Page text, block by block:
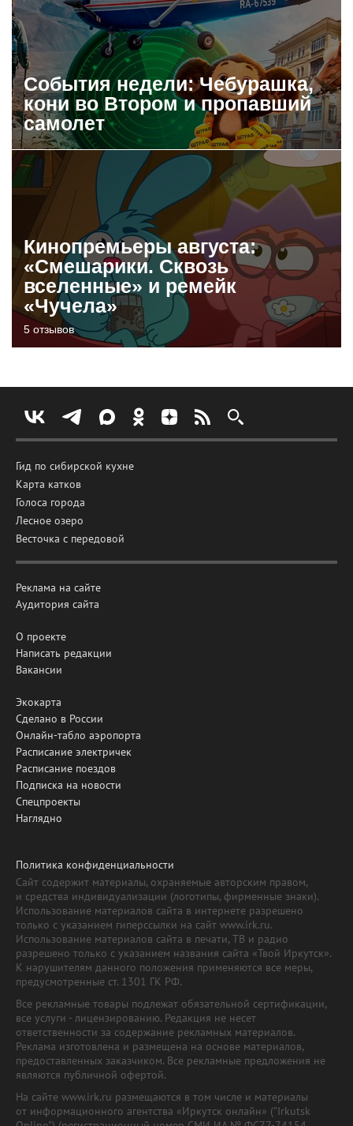
События недели: Чебурашка,
кони во Втором и пропавший
самолет
Кинопремьеры августа:
«Смешарики. Сквозь
вселенные» и ремейк
«Чучела»
5 отзывов
Гид по сибирской кухне
Карта катков
Голоса города
Лесное озеро
Весточка с передовой
Реклама на сайте
Аудитория сайта
О проекте
Написать редакции
Вакансии
Экокарта
Сделано в России
Онлайн-табло аэропорта
Расписание электричек
Расписание поездов
Подписка на новости
Спецпроекты
Наглядно
Политика конфиденциальности
Сайт содержит материалы, охраняемые авторским правом,
и средства индивидуализации (логотипы, фирменные знаки).
Использование материалов сайта в интернете разрешено
только с указанием гиперссылки на сайт www.irk.ru.
Использование материалов сайта в печати, ТВ и радио
разрешено только с указанием названия сайта «Твой Иркутск».
К нарушителям данного положения применяются все меры,
предусмотренные ст. 1301 ГК РФ.
Все рекламные товары подлежат обязательной сертификации,
все услуги - лицензированию. Редакция не несет
ответственности за содержание рекламных материалов.
Реклама изготовлена и размещена на основе материалов,
предоставленных заказчиком. Все рекламные предложения не
являются публичной офертой.
На сайте www.irk.ru размещаются в том числе и материалы
от информационного агентства «Иркутск онлайн» ("Irkutsk